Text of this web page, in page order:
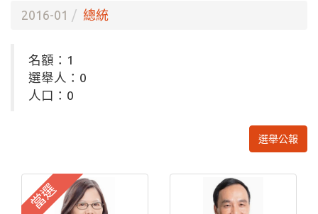
2016-01 總統
名額：1
選舉人：0
人口：0
選舉公報
當選